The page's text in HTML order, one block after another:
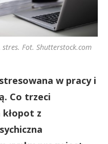
stres. Fot. Shutterstock.com
w pracy i
Co trzeci
z